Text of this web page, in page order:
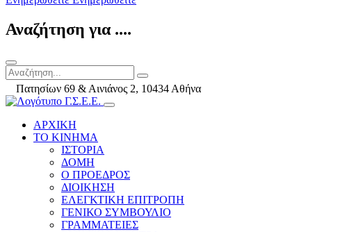
Αναζήτηση για ....
Πατησίων 69 & Αινιάνος 2, 10434 Αθήνα
ΑΡΧΙΚΗ
ΤΟ ΚΙΝΗΜΑ
ΙΣΤΟΡΙΑ
ΔΟΜΗ
Ο ΠΡΟΕΔΡΟΣ
ΔΙΟΙΚΗΣΗ
ΕΛΕΓΚΤΙΚΗ ΕΠΙΤΡΟΠΗ
ΓΕΝΙΚΟ ΣΥΜΒΟΥΛΙΟ
ΓΡΑΜΜΑΤΕΙΕΣ